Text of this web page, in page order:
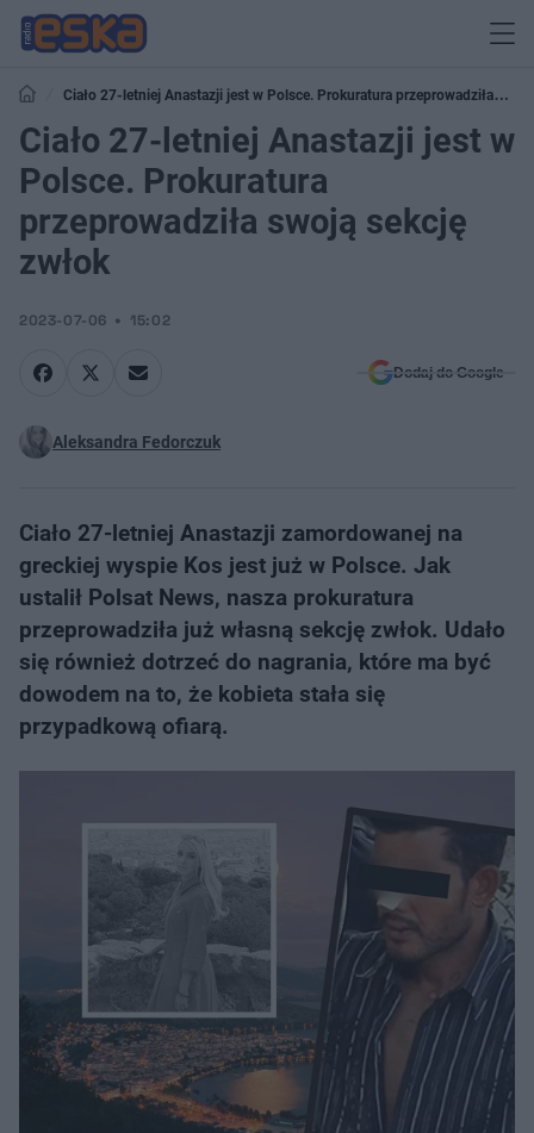
Ciało 27-letniej Anastazji jest w Polsce. Prokuratura przeprowadziła
swoją sekcję zwłok
Ciało 27-letniej Anastazji jest w
Polsce. Prokuratura
przeprowadziła swoją sekcję
zwłok
2023-07-06 15:02
Dodaj do Google
Aleksandra Fedorczuk
Ciało 27-letniej Anastazji zamordowanej na
greckiej wyspie Kos jest już w Polsce. Jak
ustalił Polsat News, nasza prokuratura
przeprowadziła już własną sekcję zwłok. Udało
się również dotrzeć do nagrania, które ma być
dowodem na to, że kobieta stała się
przypadkową ofiarą.